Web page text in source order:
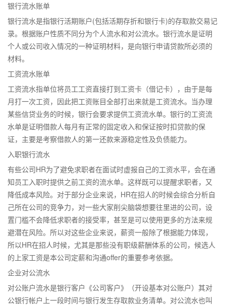
银行流水账单
银行流水是指银行活期账户(包括活期存折和银行卡)的存取款交易记
录。根据账户性质不同分为个人流水和对公流水。银行流水是证明
个人或公司收入情况的一种证明材料，是向银行申请贷款所必须的
材料。
工资流水账单
工资流水指单位将员工工资直接打到工资卡（借记卡），由于是每
月打一次工资，因此把工资账目全部打出来就是工资流水。当办理
某些信贷业务的时候，银行会要求提供工资流水单。银行的工资流
水单是证明借款人每月有正常的固定收入和保证按时扣贷款的保
证，主要是考察借款人的第一还款来源稳定性及负债能力。
入职银行流水
有些公司HR为了避免求职者在面试时虚报自己的工资水平，会在通
知员工入职时提供之前工资的流水单。这样既可以提醒求职者，又
降低成本风险。对于部分企业来说，HR在招人的时候会综合分析自
己所在公司的竞争力，对一些大家削尖脑袋想要往里进的公司，设
置门槛不会降低求职者的接受率，甚至是可以使用更多的方法来规
避潜在风险。所以对这些企业来说，薪资一般除了根据能力体现，
所以HR在招人时候，尤其是那些没有职级薪酬体系的公司，候选人
的上家工资是本公司定薪和沟通offer的重要参考依据。
企业对公流水
对公账户流水是银行客户《公司客户》（开设基本对公账户）其对
公银行帐户上一段时间与银行发生存取款业务清单。对公流水也叫